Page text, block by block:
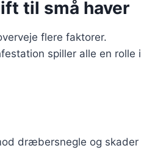
til små haver
flere faktorer.
spiller alle en rolle i
dræbersnegle og skader